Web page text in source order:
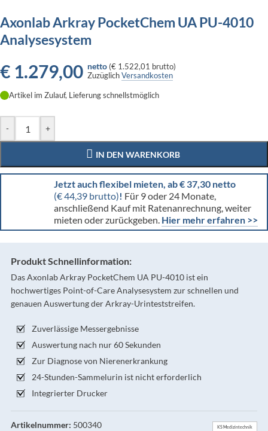
Axonlab Arkray PocketChem UA PU-4010
Analysesystem
€ 1.279,00 netto (€ 1.522,01 brutto)
ZuzüglichVersandkosten
Artikel im Zulauf, Lieferung schnellstmöglich
- +
IN DEN WARENKORB
Jetzt auch flexibel mieten, ab € 37,30 netto
(€ 44,39 brutto)! Für 9 oder 24 Monate,
anschließend Kauf mit Ratenanrechnung, weiter
mieten oder zurückgeben. Hier mehr erfahren >>
Produkt Schnellinformation:
Das Axonlab Arkray PocketChem UA PU-4010 ist ein
hochwertiges Point-of-Care Analysesystem zur schnellen und
genauen Auswertung der Arkray-Urinteststreifen.
Zuverlässige Messergebnisse
Auswertung nach nur 60 Sekunden
Zur Diagnose von Nierenerkrankung
24-Stunden-Sammelurin ist nicht erforderlich
Integrierter Drucker
Artikelnummer: 500340
KS Medizintechnik